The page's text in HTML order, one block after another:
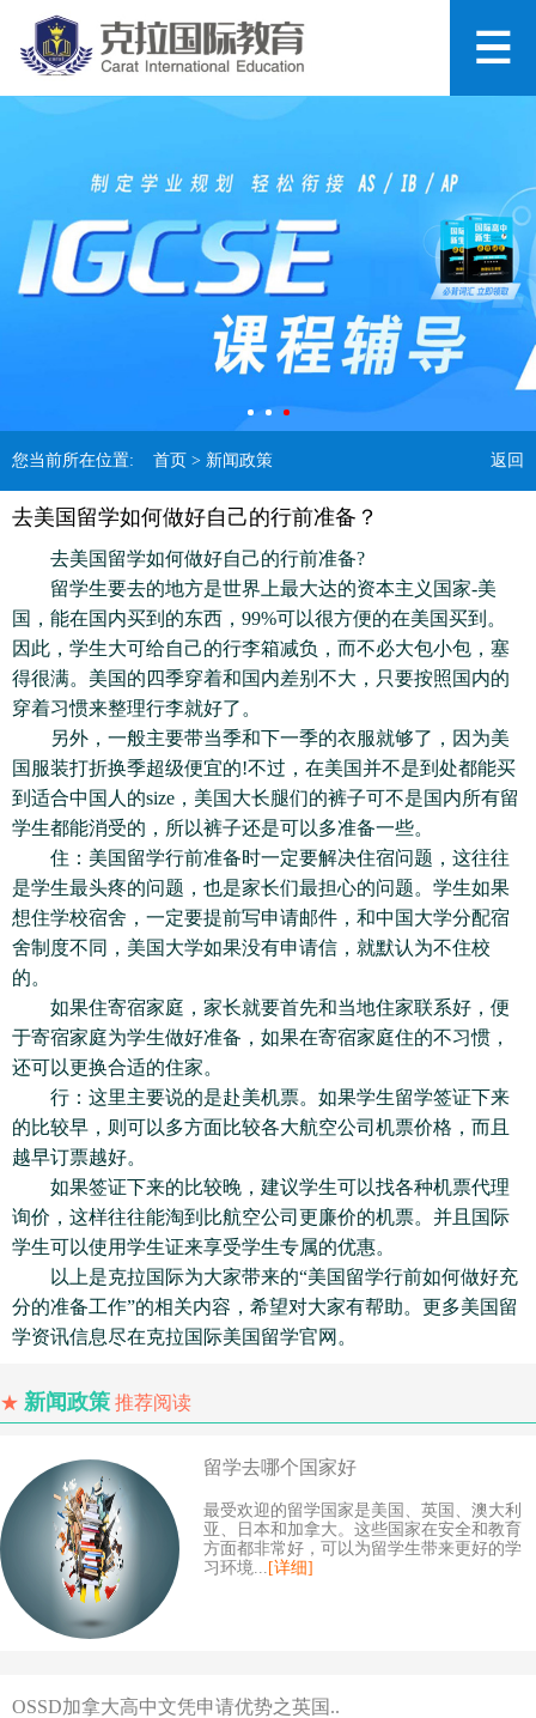
您当前所在位置: 首页 > 新闻政策 返回
去美国留学如何做好自己的行前准备？
去美国留学如何做好自己的行前准备?
留学生要去的地方是世界上最大达的资本主义国家-美
国，能在国内买到的东西，99%可以很方便的在美国买到。
因此，学生大可给自己的行李箱减负，而不必大包小包，塞
得很满。美国的四季穿着和国内差别不大，只要按照国内的
穿着习惯来整理行李就好了。
另外，一般主要带当季和下一季的衣服就够了，因为美
国服装打折换季超级便宜的!不过，在美国并不是到处都能买
到适合中国人的size，美国大长腿们的裤子可不是国内所有留
学生都能消受的，所以裤子还是可以多准备一些。
住：美国留学行前准备时一定要解决住宿问题，这往往
是学生最头疼的问题，也是家长们最担心的问题。学生如果
想住学校宿舍，一定要提前写申请邮件，和中国大学分配宿
舍制度不同，美国大学如果没有申请信，就默认为不住校
的。
如果住寄宿家庭，家长就要首先和当地住家联系好，便
于寄宿家庭为学生做好准备，如果在寄宿家庭住的不习惯，
还可以更换合适的住家。
行：这里主要说的是赴美机票。如果学生留学签证下来
的比较早，则可以多方面比较各大航空公司机票价格，而且
越早订票越好。
如果签证下来的比较晚，建议学生可以找各种机票代理
询价，这样往往能淘到比航空公司更廉价的机票。并且国际
学生可以使用学生证来享受学生专属的优惠。
以上是克拉国际为大家带来的“美国留学行前如何做好充
分的准备工作”的相关内容，希望对大家有帮助。更多美国留
学资讯信息尽在克拉国际美国留学官网。
★ 新闻政策 推荐阅读
留学去哪个国家好
最受欢迎的留学国家是美国、英国、澳大利
亚、日本和加拿大。这些国家在安全和教育
方面都非常好，可以为留学生带来更好的学
习环境... [详细]
OSSD加拿大高中文凭申请优势之英国..